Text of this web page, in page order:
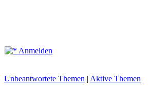
Anmelden
Unbeantwortete Themen | Aktive Themen